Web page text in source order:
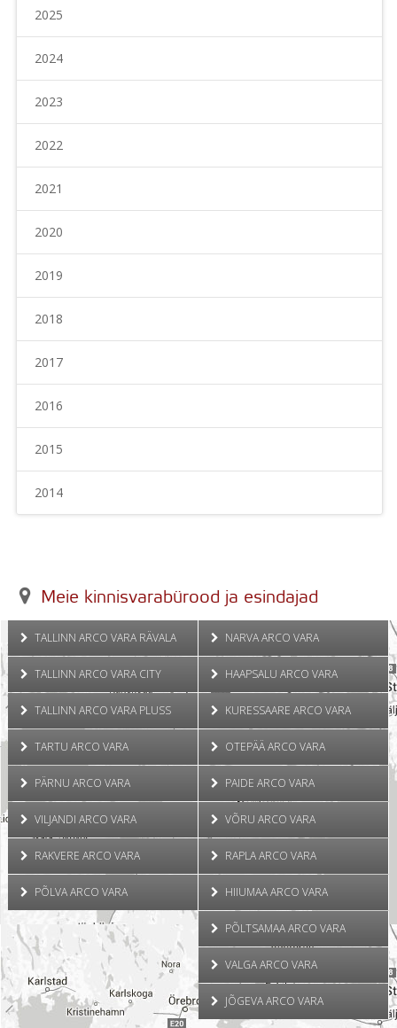
2025
2024
2023
2022
2021
2020
2019
2018
2017
2016
2015
2014
Meie kinnisvarabürood ja esindajad
TALLINN ARCO VARA RÄVALA
TALLINN ARCO VARA CITY
TALLINN ARCO VARA PLUSS
TARTU ARCO VARA
PÄRNU ARCO VARA
VILJANDI ARCO VARA
RAKVERE ARCO VARA
PÕLVA ARCO VARA
NARVA ARCO VARA
HAAPSALU ARCO VARA
KURESSAARE ARCO VARA
OTEPÄÄ ARCO VARA
PAIDE ARCO VARA
VÕRU ARCO VARA
RAPLA ARCO VARA
HIIUMAA ARCO VARA
PÕLTSAMAA ARCO VARA
VALGA ARCO VARA
JÕGEVA ARCO VARA